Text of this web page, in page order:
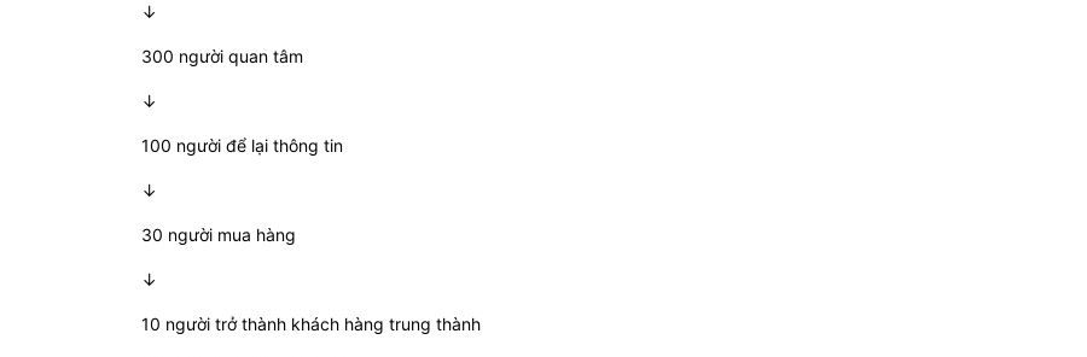
↓
300 người quan tâm
↓
100 người để lại thông tin
↓
30 người mua hàng
↓
10 người trở thành khách hàng trung thành